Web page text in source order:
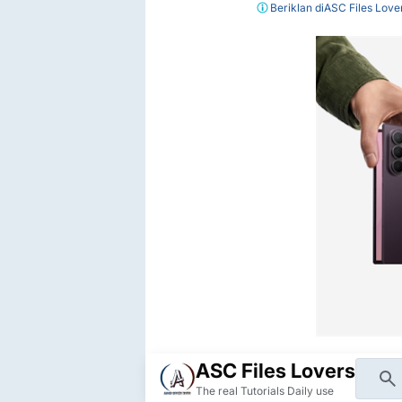
Beriklan diASC Files
ASC Files Lovers
The real Tutorials Daily use